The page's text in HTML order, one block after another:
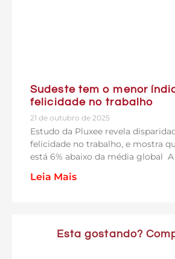
Sudeste tem o menor
felicidade no trabalho
21 de outubro de 2025
Estudo da Pluxee revela
felicidade no trabalho, e mostra
está 6% abaixo da média global A
Leia Mais
Esta gostando?